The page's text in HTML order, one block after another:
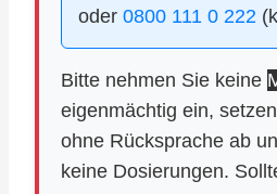
oder 0800 111 0 222
Bitte nehmen Sie keine
eigenmächtig ein,
ohne Rücksprache ab
keine Dosierungen.